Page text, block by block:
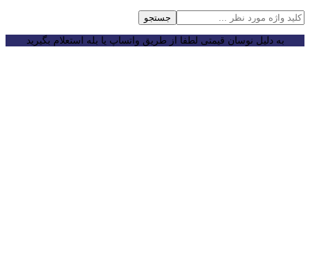
جستجو
به دلیل نوسان قیمتی لطفا از طریق واتساپ یا بله استعلام بگیرید